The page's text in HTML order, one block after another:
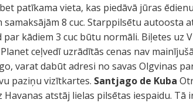
patīkama vieta, kas piedāvā jūras
8 cuc. Starppilsētu autoosta
kādiem 3 cuc būtu normāli. Biļetes uz
ceļvedī uzrādītās cenas nav
varat dabūt adresi no savas Olgvinas
paziņu vizītkartes. Santjago de Kuba
atstāj lielas pilsētas iespaidu. Tā